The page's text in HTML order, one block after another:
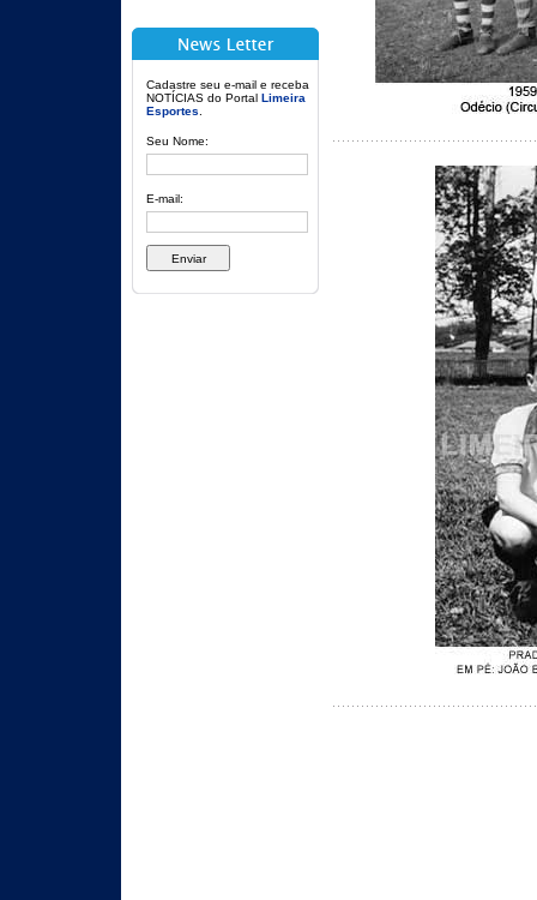
Cadastre seu e-mail e receba
NOTÍCIAS do Portal Limeira
Esportes
Seu Nome:
E-mail: